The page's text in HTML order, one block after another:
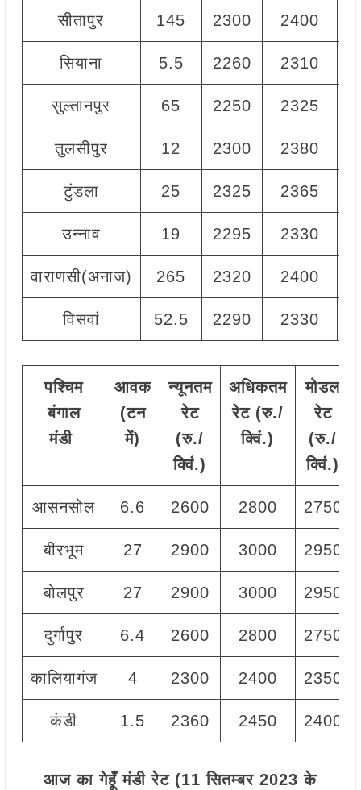
सीतापुर 145 2300 2400
सियाना 5.5 2260 2310
सुल्तानपुर 65 2250 2325
तुलसीपुर 12 2300 2380
टुंडला 25 2325 2365
उन्नाव 19 2295 2330
वाराणसी(अनाज) 265 2320 2400
विसवां 52.5 2290 2330
पश्चिम
बंगाल
मंडी
आवक
(टन
में)
न्यूनतम
रेट
(रु./
क्विं.)
अधिकतम
रेट (रु./
क्विं.)
मोडल
रेट
(रु./
क्विं.)
आसनसोल 6.6 2600 2800 2750
बीरभूम 27 2900 3000 2950
बोलपुर 27 2900 3000 2950
दुर्गापुर 6.4 2600 2800 2750
कालियागंज 4 2300 2400 2350
कंडी 1.5 2360 2450 2400
आज का गेहूँ मंडी रेट (11 सितम्बर 2023 के